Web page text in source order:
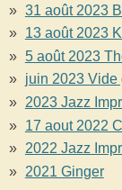
31 août 2023
13 août 2023
5 août 2023
juin 2023 Vide
2023 Jazz
17 aout 2022
2022 Jazz
2021 Ginger